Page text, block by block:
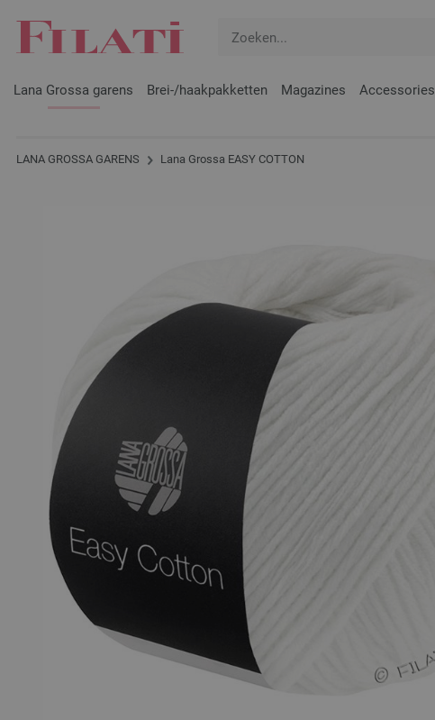
Lana Grossa garens Brei-/haakpakketten Magazines Accessories
LANA GROSSA GARENS Lana Grossa EASY COTTON